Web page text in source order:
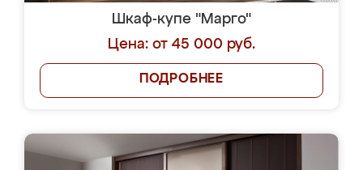
Шкаф-купе "Марго"
Цена: от 45 000 руб.
ПОДРОБНЕЕ